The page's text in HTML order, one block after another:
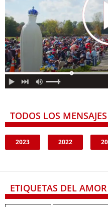
TODOS LOS
2023 2022
ETIQUETAS DEL